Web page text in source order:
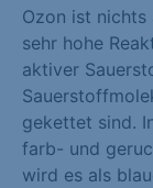
Ozon ist nichts
sehr hohe
aktiver
gekettet sind.
farb- und
wird es als